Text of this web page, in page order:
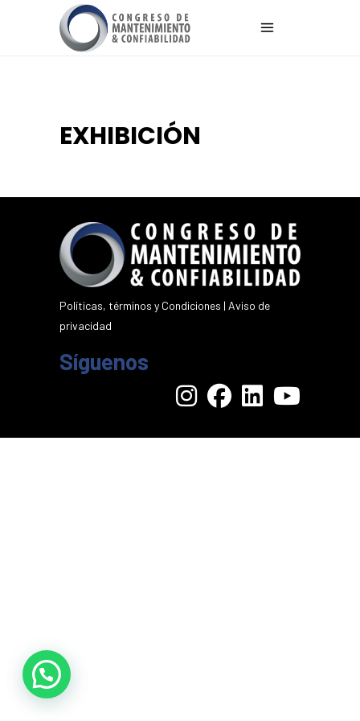
EXHIBICIÓN
Políticas, términos y Condiciones | Aviso de
privacidad
Síguenos